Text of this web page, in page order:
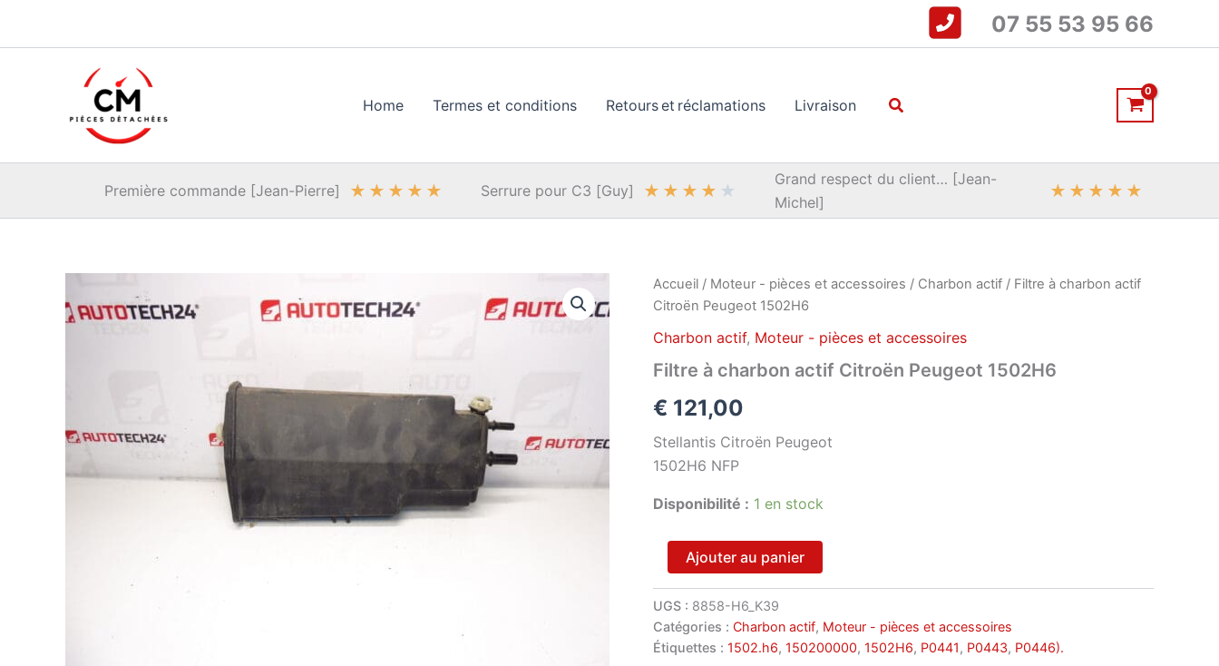
07 55 53 95 66
Home Termes et conditions Retours et réclamations Livraison Rechercher
Première commande [Jean-Pierre] ★ ★ ★ ★ ★ Serrure pour C3 [Guy] ★ ★ ★ ★ ★
Grand respect du client… [Jean-
Michel]
★ ★ ★ ★ ★
Accueil / Moteur - pièces et accessoires / Charbon actif / Filtre à charbon actif
Citroën Peugeot 1502H6
Charbon actif, Moteur - pièces et accessoires
Filtre à charbon actif Citroën Peugeot 1502H6
€ 121,00
Stellantis Citroën Peugeot
1502H6 NFP
Disponibilité : 1 en stock
quantité
Filtre
à
charbon
actif
Citroën
Ajouter au panier
UGS : 8858-H6_K39
Catégories : Charbon actif, Moteur - pièces et accessoires
Étiquettes : 1502.h6, 150200000, 1502H6, P0441, P0443, P0446).